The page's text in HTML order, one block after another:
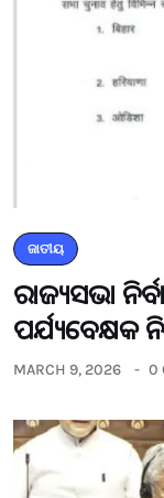
ଜାତୀୟ
ରାଜ୍ୟସଭା
ପର୍ଯ୍ୟବେକ୍ଷକ
MARCH 9, 2026 0